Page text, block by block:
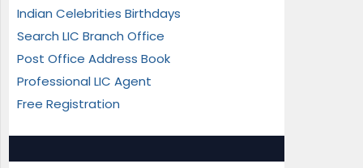
Indian Celebrities Birthdays
Search LIC Branch Office
Post Office Address Book
Professional LIC Agent
Free Registration